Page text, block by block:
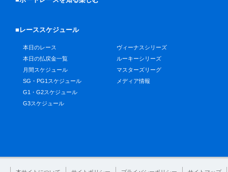
■レーススケジュール
本日のレース
本日の払戻金一覧
月間スケジュール
SG・PG1スケジュール
G1・G2スケジュール
G3スケジュール
ヴィーナスシリーズ
ルーキーシリーズ
マスターズリーグ
メディア情報